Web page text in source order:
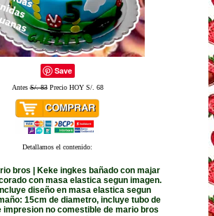
Save
AntesS/. 83Precio HOY S/. 68
Detallamos el contenido:
bros | Keke ingkes bañado con majar
con masa elastica segun imagen.
diseño en masa elastica segun
15cm de diametro, incluye tubo de
impresion no comestible de mario bros